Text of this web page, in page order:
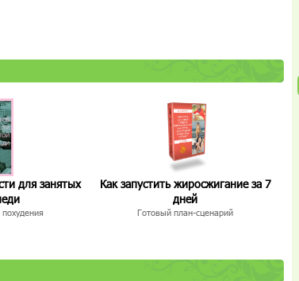
для занятых
Как запустить жиросжигание за 7
дней
Готовый план-сценарий